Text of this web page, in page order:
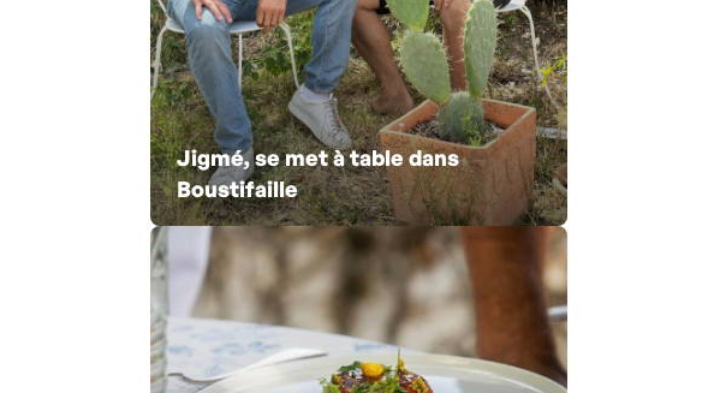
Jigmé, se met à table dans
Boustifaille